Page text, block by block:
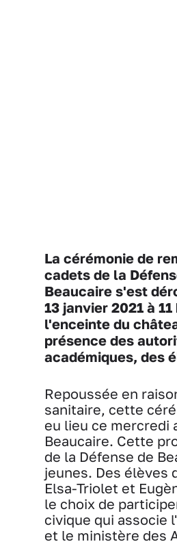
La cérémonie de
cadets de la
Beaucaire s'est
13 janvier 2021 à
l'enceinte du
présence des
académiques, des
Repoussée en
sanitaire, cette
eu lieu ce mercredi
Beaucaire. Cette
de la Défense de
jeunes. Des élèves
Elsa-Triolet et
le choix de
civique qui associe
et le ministère des